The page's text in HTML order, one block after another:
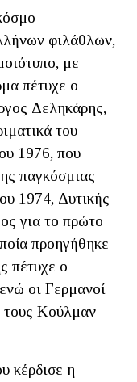
φιλάθλων,
με
πέτυχε ο
Δεληκάρης,
του
1976, που
παγκόσμιας
1974, Δυτικής
για το πρώτο
προηγήθηκε
πέτυχε ο
οι Γερμανοί
τους Κούλμαν
κέρδισε η